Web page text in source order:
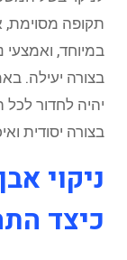
תקופה מסוימת,
במיוחד, ואמצעי
בצורה יעילה.
יהיה לחדור
בצורה יסודית
ניקוי
כיצד